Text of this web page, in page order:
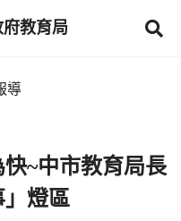
教育局
導
~中市教育局長
」燈區